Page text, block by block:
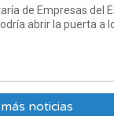
de Empresas
abrir la puerta a
noticias